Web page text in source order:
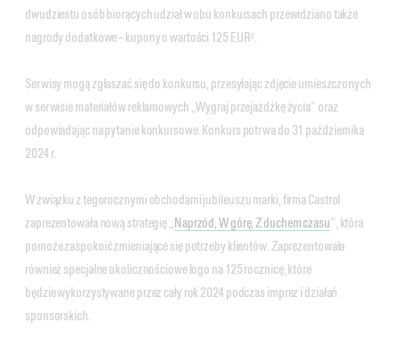
dwudziestu osób biorących udział w obu konkursach przewidziano także
nagrody dodatkowe – kupony o wartości 125 EUR³.
Serwisy mogą zgłaszać się do konkursu, przesyłając zdjęcie umieszczonych
w serwisie materiałów reklamowych „Wygraj przejażdżkę życia” oraz
odpowiadając na pytanie konkursowe. Konkurs potrwa do 31 października
2024 r.
W związku z tegorocznymi obchodami jubileuszu marki, firma Castrol
zaprezentowała nową strategię „ Naprzód, W górę, Z duchem czasu”, która
pomoże zaspokoić zmieniające się potrzeby klientów. Zaprezentowała
również specjalne okolicznościowe logo na 125 rocznicę, które
będzie wykorzystywane przez cały rok 2024 podczas imprez i działań
sponsorskich.